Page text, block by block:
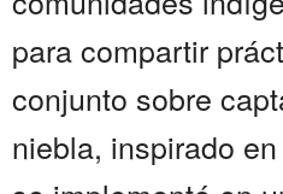
para compartir
conjunto sobre
niebla, inspirado